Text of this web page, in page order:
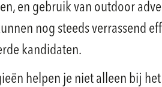
en gebruik van outdoor
nog steeds verrassend
kandidaten.
helpen je niet alleen bij